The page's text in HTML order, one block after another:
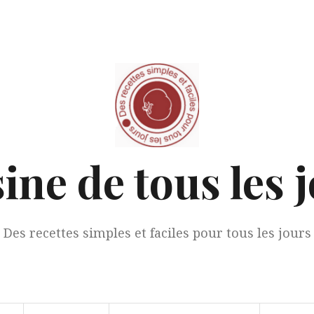
de tous les
Des recettes simples et faciles pour tous les jours